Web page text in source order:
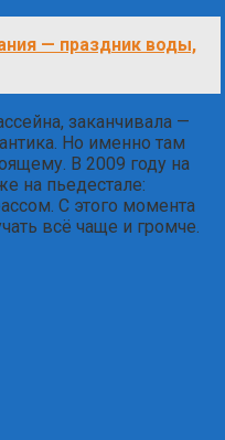
— праздник воды,
заканчивала —
Но именно там
В 2009 году на
на пьедестале:
С этого момента
всё чаще и громче.